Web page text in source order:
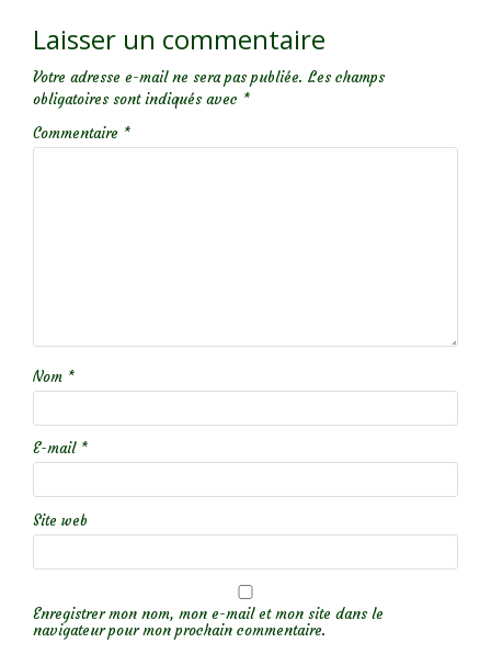
Laisser un commentaire
Votre adresse e-mail ne sera pas publiée. Les champs
obligatoires sont indiqués avec *
Commentaire *
Nom *
E-mail *
Site web
Enregistrer mon nom, mon e-mail et mon site dans le
navigateur pour mon prochain commentaire.